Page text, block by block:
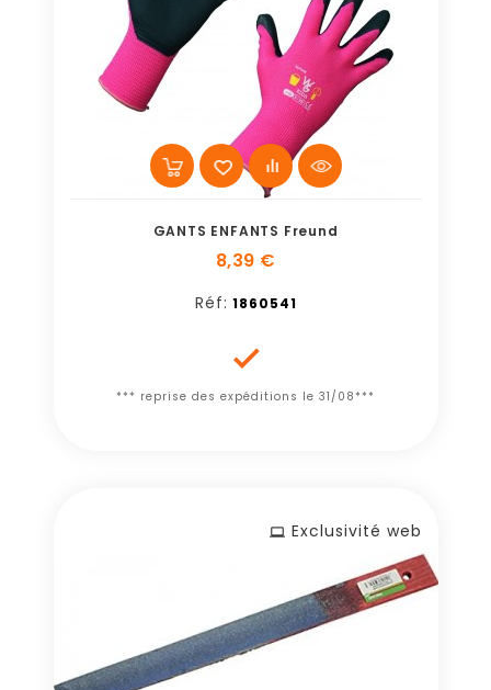
GANTS ENFANTS Freund
8,39 €
Réf: 1860541

*** reprise des expéditions le 31/08***
Exclusivité web